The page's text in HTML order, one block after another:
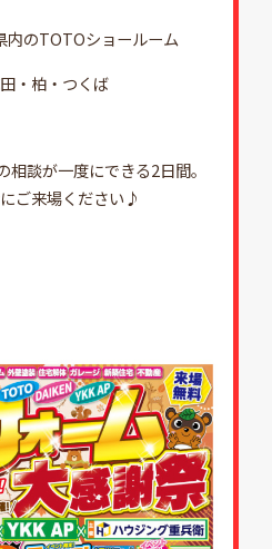
内のTOTOショールーム
・柏・つくば
談が一度にできる2日間。
ご来場ください♪